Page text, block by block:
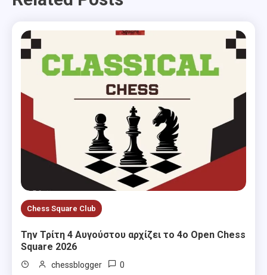
Chess Square Club
Την Τρίτη 4 Αυγούστου αρχίζει το 4ο Open Chess
Square 2026
chessblogger 0